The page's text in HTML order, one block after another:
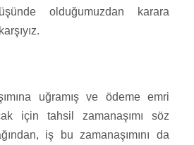
olduğumuzdan karara
uğramış ve ödeme emri
için tahsil zamanaşımı söz
iş bu zamanaşımını da